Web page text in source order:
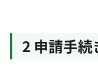
2 申請手続